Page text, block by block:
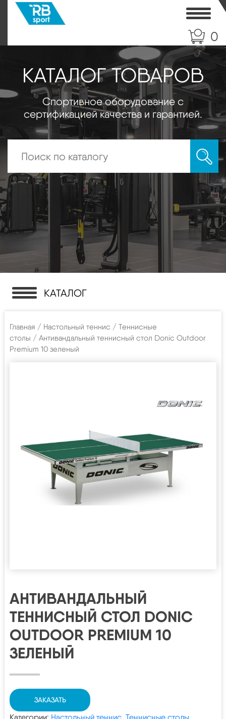
0
КАТАЛОГ ТОВАРОВ
Спортивное оборудование с
сертификацией качества и гарантией.
КАТАЛОГ
Главная / Настольный теннис / Теннисные
столы / Антивандальный теннисный стол Donic Outdoor
Premium 10 зеленый
АНТИВАНДАЛЬНЫЙ
ТЕННИСНЫЙ СТОЛ DONIC
OUTDOOR PREMIUM 10
ЗЕЛЕНЫЙ
ЗАКАЗАТЬ